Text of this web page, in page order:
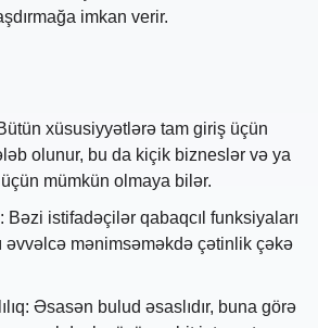
imkan verir.
xüsusiyyətlərə tam giriş üçün
olunur, bu da kiçik bizneslər və ya
mümkün olmaya bilər.
Bəzi istifadəçilər qabaqcıl funksiyaları
əvvəlcə mənimsəməkdə çətinlik çəkə
Əsasən bulud əsaslıdır, buna görə